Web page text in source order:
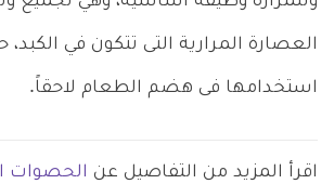
العصارة المرارية التى تتكون في الكبد،
استخدامها فى هضم الطعام لاحقاً.
اقرأ المزيد من التفاصيل عن الحصوات